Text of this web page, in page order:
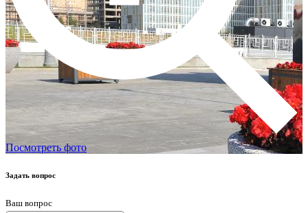
Посмотреть фото
Задать вопрос
Ваш вопрос